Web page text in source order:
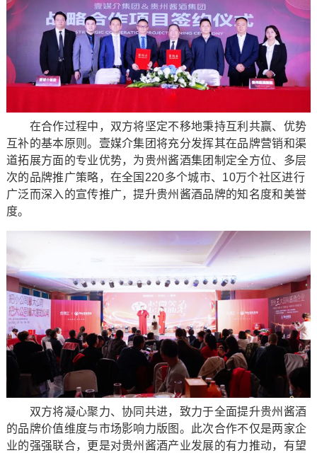
在合作过程中，双方将坚定不移地秉持互利共赢、优势
互补的基本原则。壹媒介集团将充分发挥其在品牌营销和渠
道拓展方面的专业优势，为贵州酱酒集团制定全方位、多层
次的品牌推广策略，在全国220多个城市、10万个社区进行
广泛而深入的宣传推广，提升贵州酱酒品牌的知名度和美誉
度。
双方将凝心聚力、协同共进，致力于全面提升贵州酱酒
的品牌价值维度与市场影响力版图。此次合作不仅是两家企
业的强强联合，更是对贵州酱酒产业发展的有力推动，有望